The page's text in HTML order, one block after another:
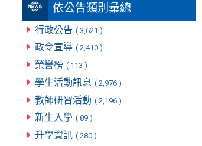
依公告類別彙總
行政公告 ( 3,621 )
政令宣導 ( 2,410 )
榮譽榜 ( 113 )
學生活動訊息 ( 2,976 )
教師研習活動 ( 2,196 )
新生入學 ( 89 )
升學資訊 ( 280 )